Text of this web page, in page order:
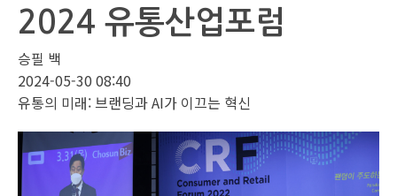
2024 유통산업포럼
승필 백
2024-05-30 08:40
유통의 미래: 브랜딩과 AI가 이끄는 혁신